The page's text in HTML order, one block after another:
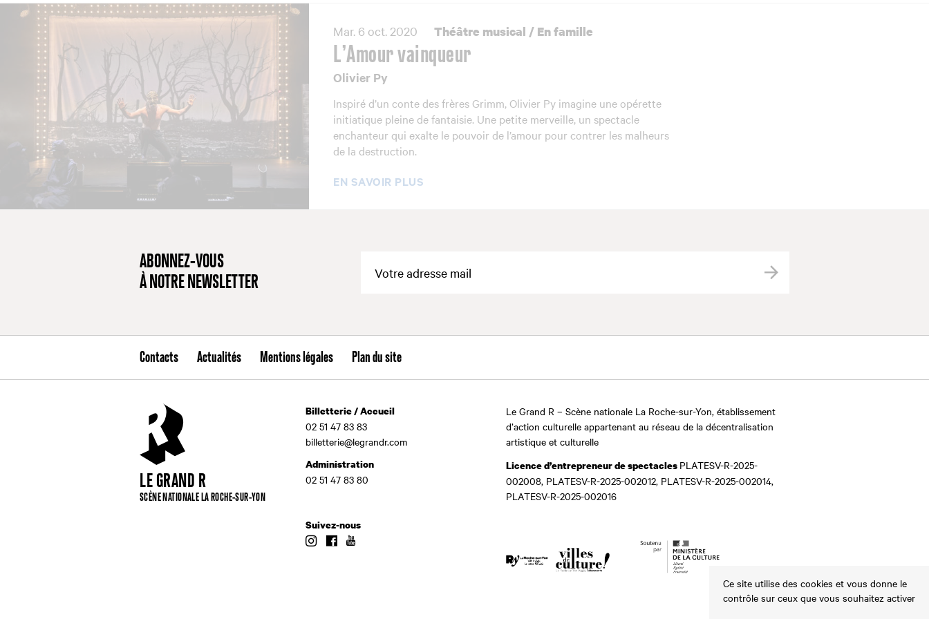
Mar. 6 oct. 2020 Théâtre musical / En famille
L’Amour vainqueur
Olivier Py
Inspiré d’un conte des frères Grimm, Olivier Py imagine une opérette
initiatique pleine de fantaisie. Une petite merveille, un spectacle
enchanteur qui exalte le pouvoir de l’amour pour contrer les malheurs
de la destruction.
EN SAVOIR PLUS
ABONNEZ-VOUS
À NOTRE NEWSLETTER
Valider
Contacts Actualités Mentions légales Plan du site
LE GRAND R
SCÈNE NATIONALE LA ROCHE-SUR-YON
Billetterie / Accueil
02 51 47 83 83
billetterie@legrandr.com
Administration
02 51 47 83 80
Suivez-nous
InstagramFacebook
Le Grand R – Scène nationale La Roche-sur-Yon, établissement
d’action culturelle appartenant au réseau de la décentralisation
artistique et culturelle
Licence d’entrepreneur de spectacles PLATESV-R-2025-
002008, PLATESV-R-2025-002012, PLATESV-R-2025-002014,
PLATESV-R-2025-002016
Ce site utilise des cookies et vous donne le
contrôle sur ceux que vous souhaitez activer